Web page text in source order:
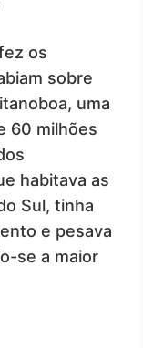
os
sobre
uma
60 milhões
habitava as
Sul, tinha
e pesava
se a maior